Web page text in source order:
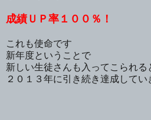
成績ＵＰ率１００％！
これも使命です
新年度ということで
新しい生徒さんも入ってこられる
２０１３年に引き続き達成してい